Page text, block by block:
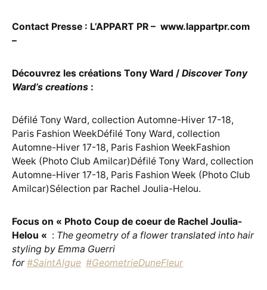
Contact Presse : L’APPART PR – www.lappartpr.com
–
Découvrez les créations Tony Ward / Discover Tony
Ward’s creations :
Défilé Tony Ward, collection Automne-Hiver 17-18,
Paris Fashion WeekDéfilé Tony Ward, collection
Automne-Hiver 17-18, Paris Fashion WeekFashion
Week (Photo Club Amilcar)Défilé Tony Ward, collection
Automne-Hiver 17-18, Paris Fashion Week (Photo Club
Amilcar)Sélection par Rachel Joulia-Helou.
Focus on « Photo Coup de coeur de Rachel Joulia-
Helou « : The geometry of a flower translated into hair
styling by Emma Guerri
for#SaintAlgue #GeometrieDuneFleur